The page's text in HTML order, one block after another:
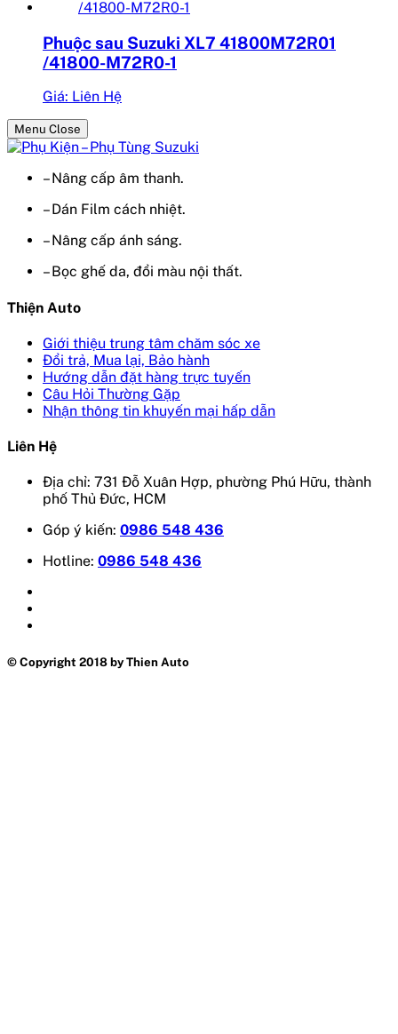
Phuộc sau Suzuki XL7 41800M72R01
/41800-M72R0-1
Giá: Liên Hệ
Menu Close
– Nâng cấp âm thanh.
– Dán Film cách nhiệt.
– Nâng cấp ánh sáng.
– Bọc ghế da, đổi màu nội thất.
Thiện Auto
Giới thiệu trung tâm chăm sóc xe
Đổi trả, Mua lại, Bảo hành
Hướng dẫn đặt hàng trực tuyến
Câu Hỏi Thường Gặp
Nhận thông tin khuyến mại hấp dẫn
Liên Hệ
Địa chỉ: 731 Đỗ Xuân Hợp, phường Phú Hữu, thành
phố Thủ Đức, HCM
Góp ý kiến: 0986 548 436
Hotline: 0986 548 436
© Copyright 2018 by Thien Auto